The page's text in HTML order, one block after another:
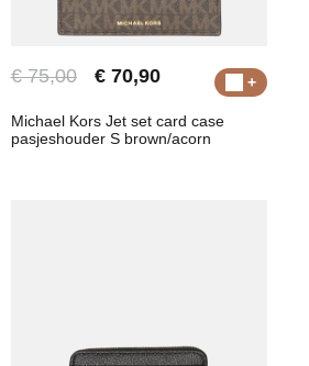
€ 75,00 € 70,90
Michael Kors Jet set card case
pasjeshouder S brown/acorn